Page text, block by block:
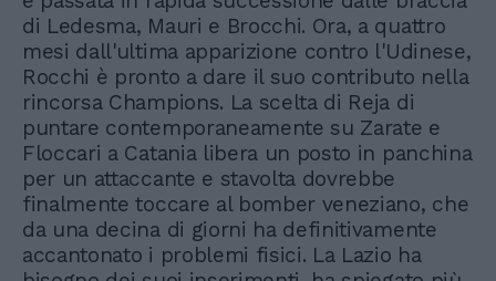
di Ledesma, Mauri e Brocchi. Ora, a quattro
mesi dall'ultima apparizione contro l'Udinese,
Rocchi è pronto a dare il suo contributo nella
rincorsa Champions. La scelta di Reja di
puntare contemporaneamente su Zarate e
Floccari a Catania libera un posto in panchina
per un attaccante e stavolta dovrebbe
finalmente toccare al bomber veneziano, che
da una decina di giorni ha definitivamente
accantonato i problemi fisici. La Lazio ha